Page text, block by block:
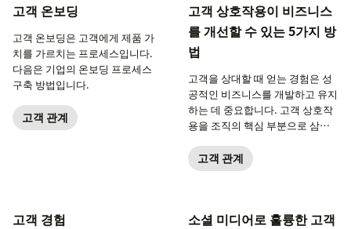
고객 온보딩
고객 온보딩은 고객에게 제품 가
치를 가르치는 프로세스입니다.
다음은 기업의 온보딩 프로세스
구축 방법입니다.
고객 관계
고객 상호작용이 비즈니스
를 개선할 수 있는 5가지 방
법
고객을 상대할 때 얻는 경험은 성
공적인 비즈니스를 개발하고 유지
하는 데 중요합니다. 고객 상호작
용을 조직의 핵심 부분으로 삼으
수 있습니다.
고객 관계
고객 경험
소셜 미디어로 훌륭한 고객